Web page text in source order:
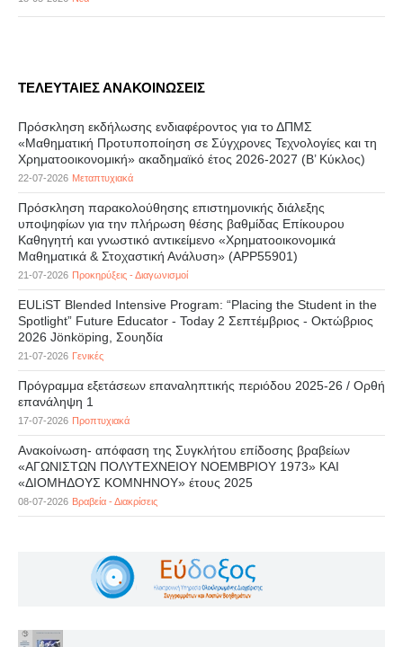
ΤΕΛΕΥΤΑΙΕΣ ΑΝΑΚΟΙΝΩΣΕΙΣ
Πρόσκληση εκδήλωσης ενδιαφέροντος για το ΔΠΜΣ
«Μαθηματική Προτυποποίηση σε Σύγχρονες Τεχνολογίες και τη
Χρηματοοικονομική» ακαδημαϊκό έτος 2026-2027 (B’ Kύκλος)
22-07-2026 Μεταπτυχιακά
Πρόσκληση παρακολούθησης επιστημονικής διάλεξης
υποψηφίων για την πλήρωση θέσης βαθμίδας Επίκουρου
Καθηγητή και γνωστικό αντικείμενο «Χρηματοοικονομικά
Μαθηματικά & Στοχαστική Ανάλυση» (APP55901)
21-07-2026 Προκηρύξεις - Διαγωνισμοί
EULiST Blended Intensive Program: “Placing the Student in the
Spotlight” Future Educator - Today 2 Σεπτέμβριος - Οκτώβριος
2026 Jönköping, Σουηδία
21-07-2026 Γενικές
Πρόγραμμα εξετάσεων επαναληπτικής περιόδου 2025-26 / Ορθή
επανάληψη 1
17-07-2026 Προπτυχιακά
Ανακοίνωση- απόφαση της Συγκλήτου επίδοσης βραβείων
«ΑΓΩΝΙΣΤΩΝ ΠΟΛΥΤΕΧΝΕΙΟΥ ΝΟΕΜΒΡΙΟΥ 1973» ΚΑΙ
«ΔΙΟΜΗΔΟΥΣ ΚΟΜΝΗΝΟΥ» έτους 2025
08-07-2026 Βραβεία - Διακρίσεις